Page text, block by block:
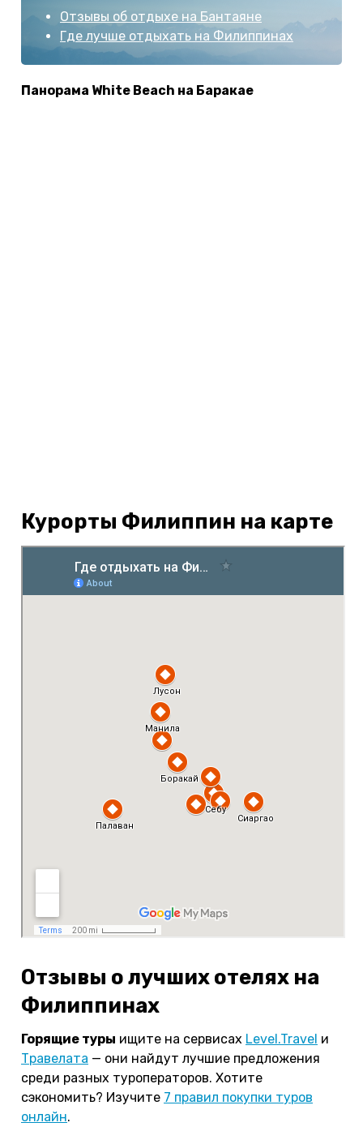
Отзывы об отдыхе на Бантаяне
Где лучше отдыхать на Филиппинах
Панорама White Beach на Баракае
Курорты Филиппин на карте
Отзывы о лучших отелях на
Филиппинах
Горящие туры ищите на сервисах Level.Travel и
Травелата — они найдут лучшие предложения
среди разных туроператоров. Хотите
сэкономить? Изучите 7 правил покупки туров
онлайн.